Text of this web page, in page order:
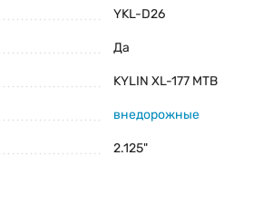
YKL-D26
Да
KYLIN XL-177 MTB
внедорожные
2.125"